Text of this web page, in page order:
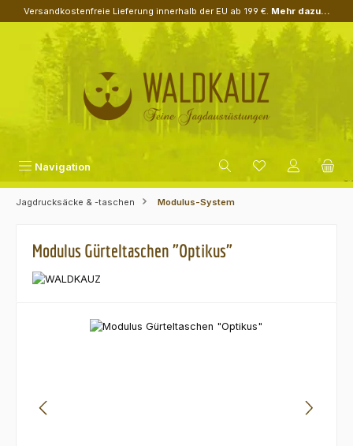
Zum Hauptinhalt springen
Versandkostenfreie Lieferung innerhalb der EU ab 199 €. Mehr dazu...
Navigation
Jagdrucksäcke & -taschen Modulus-System
Modulus Gürteltaschen "Optikus"
Bildergalerie überspringen